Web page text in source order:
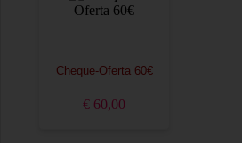
Cheque-Oferta 60€
€ 60,00